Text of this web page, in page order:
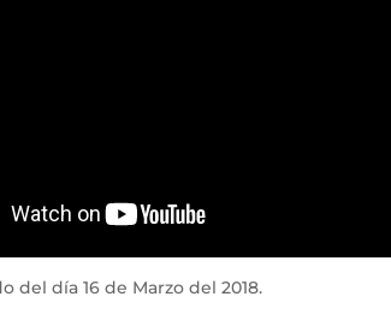
del día 16 de Marzo del 2018.